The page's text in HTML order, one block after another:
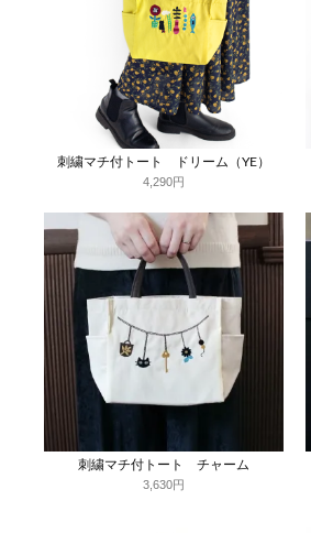
刺繍マチ付トート ドリーム（YE）
4,290円
刺繍マチ付トート チャーム
3,630円